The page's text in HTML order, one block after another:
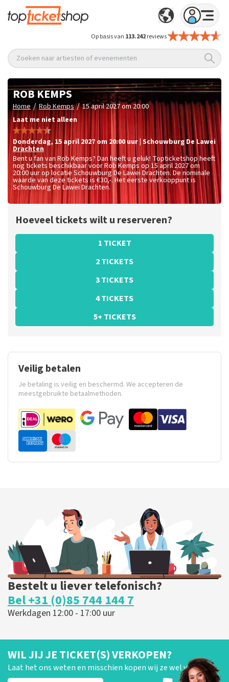
Op basis van 113.242reviews
Zoeken naar artiesten of evenementen
ROB KEMPS
Home / Rob Kemps / 15 april 2027 om 20:00
Laat me niet alleen
donderdag, 15 april 2027 om 20:00uur Schouwburg De Lawei
Drachten
Bent u fan van Rob Kemps? Dan heeft u geluk! Topticketshop heeft
nog tickets beschikbaar voor Rob Kemps op 15 april 2027 om
20:00 uur op locatie Schouwburg De Lawei Drachten. De nominale
waarde van deze tickets is €30,-. Het eerste verkooppunt is
Schouwburg De Lawei Drachten.
Hoeveel tickets wilt u reserveren?
1 TICKET
2 TICKETS
3 TICKETS
4 TICKETS
5+ TICKETS
Veilig betalen
Je betaling is veilig en beschermd. We accepteren de
meestgebruikte betaalmethoden.
Bestelt u liever telefonisch?
Bel +31 (0)85 744 144 7
Werkdagen 12:00 - 17:00 uur
WIL JIJ JE TICKET(S) VERKOPEN?
Laat het ons weten en misschien kopen wij ze wel van je!